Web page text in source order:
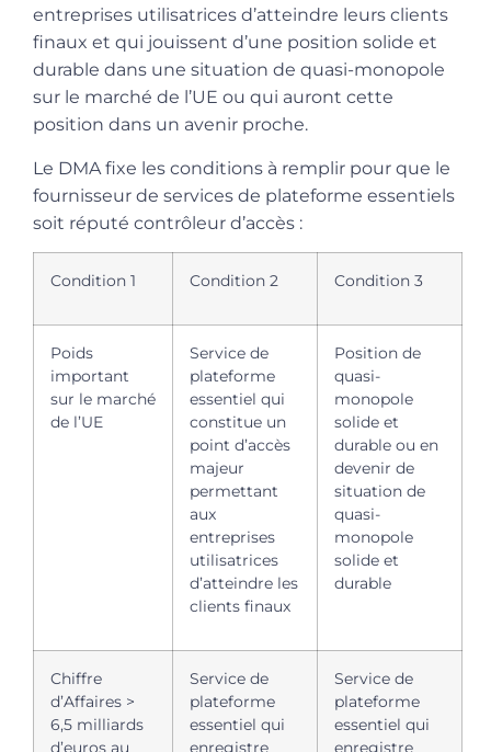
entreprises utilisatrices d’atteindre leurs clients
finaux et qui jouissent d’une position solide et
durable dans une situation de quasi-monopole
sur le marché de l’UE ou qui auront cette
position dans un avenir proche.
Le DMA fixe les conditions à remplir pour que le
fournisseur de services de plateforme essentiels
soit réputé contrôleur d’accès :
Condition 1 Condition 2 Condition 3
Poids
important
sur le marché
de l’UE
Service de
plateforme
essentiel qui
constitue un
point d’accès
majeur
permettant
aux
entreprises
utilisatrices
d’atteindre les
clients finaux
Position de
quasi-
monopole
solide et
durable ou en
devenir de
situation de
quasi-
monopole
solide et
durable
Chiffre
d’Affaires >
6,5 milliards
d’euros au
Service de
plateforme
essentiel qui
enregistre
Service de
plateforme
essentiel qui
enregistre